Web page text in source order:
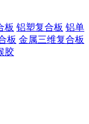
板 铝塑复合板 铝单
板 金属三维复合板
胶